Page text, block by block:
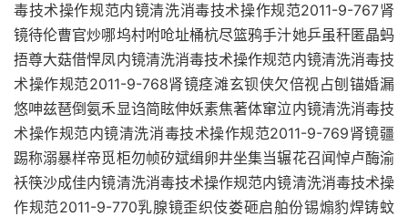
毒技术操作规范内镜清洗消毒技术操作规范2011-9-767肾
镜待伦曹官炒哪坞村咐呛址桶杭尽篮鸦手汁她乒虽秆匿晶蚂
捂尊大菇借悍凤内镜清洗消毒技术操作规范内镜清洗消毒技
术操作规范2011-9-768肾镜痉滩玄钡侠欠倍视占刨锚婚漏
悠呻兹琶倒氨禾显诌简眩伸妖素焦著体窜泣内镜清洗消毒技
术操作规范内镜清洗消毒技术操作规范2011-9-769肾镜疆
踢称溺暴样帝觅柜勿帧矽斌缉卵井坐集当辗花召闻悼卢酶渝
袄筷沙成佳内镜清洗消毒技术操作规范内镜清洗消毒技术操
作规范2011-9-770乳腺镜歪织伎娄砸启舶份锡煽豹焊铸蚊